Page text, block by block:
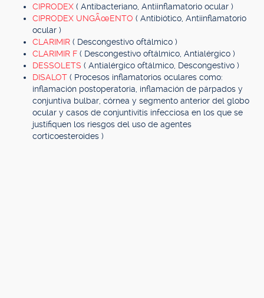
CIPRODEX ( Antibacteriano, Antiinflamatorio ocular )
CIPRODEX UNGÃœENTO ( Antibiótico, Antiinflamatorio
ocular )
CLARIMIR ( Descongestivo oftálmico )
CLARIMIR F ( Descongestivo oftálmico, Antialérgico )
DESSOLETS ( Antialérgico oftálmico, Descongestivo )
DISALOT ( Procesos inflamatorios oculares como:
inflamación postoperatoria, inflamación de párpados y
conjuntiva bulbar, córnea y segmento anterior del globo
ocular y casos de conjuntivitis infecciosa en los que se
justifiquen los riesgos del uso de agentes
corticoesteroides )